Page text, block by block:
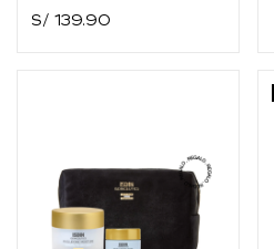
S/ 139.90